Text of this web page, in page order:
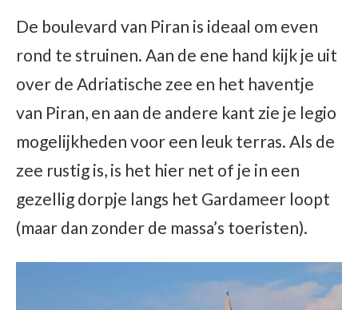
De boulevard van Piran is ideaal om even
rond te struinen. Aan de ene hand kijk je uit
over de Adriatische zee en het haventje
van Piran, en aan de andere kant zie je legio
mogelijkheden voor een leuk terras. Als de
zee rustig is, is het hier net of je in een
gezellig dorpje langs het Gardameer loopt
(maar dan zonder de massa’s toeristen).